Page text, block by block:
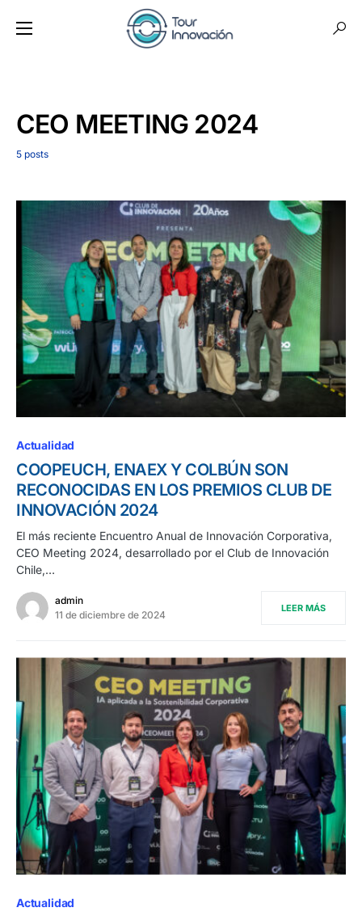
CEO MEETING 2024
5 posts
Actualidad
COOPEUCH, ENAEX Y COLBÚN SON
RECONOCIDAS EN LOS PREMIOS CLUB DE
INNOVACIÓN 2024
El más reciente Encuentro Anual de Innovación Corporativa,
CEO Meeting 2024, desarrollado por el Club de Innovación
Chile,…
admin
11 de diciembre de 2024
LEER MÁS
Actualidad